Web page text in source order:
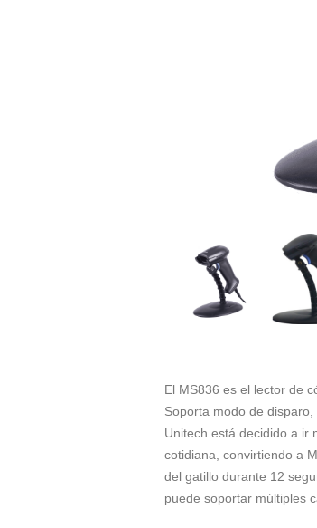
El MS836 es el lector de
Soporta modo de
Unitech está decidido a ir
cotidiana, convirtiendo a
del gatillo durante 12
puede soportar múltiples